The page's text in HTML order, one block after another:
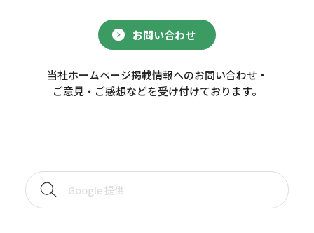
お問い合わせ
当社ホームページ掲載情報へのお問い合わせ・
ご意見・ご感想などを受け付けております。